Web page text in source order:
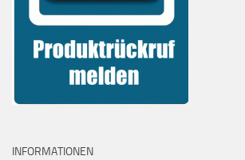
INFORMATIONEN